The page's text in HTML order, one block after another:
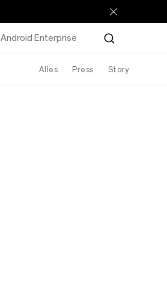
Android Enterprise
Alles Press Story